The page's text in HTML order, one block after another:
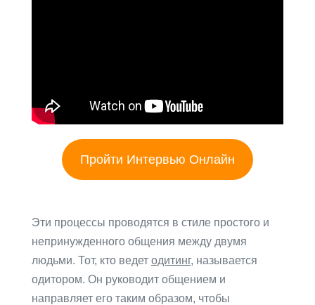
Пройти Интервью Онлайн
Эти процессы проводятся в стиле простого и
непринужденного общения между двумя
людьми. Тот, кто ведет одитинг, называется
одитором. Он руководит общением и
направляет его таким образом, чтобы